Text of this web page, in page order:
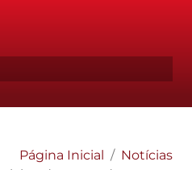
Página Inicial
Notícias